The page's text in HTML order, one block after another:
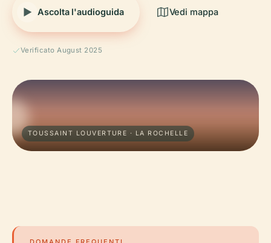
Ascolta l'audioguida Vedi mappa
Verificato August 2025
TOUSSAINT LOUVERTURE · LA ROCHELLE